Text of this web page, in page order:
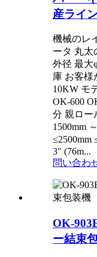
産ライン
機械のレ
ータ 丸太
外径 最大
庫 お客様
10KW モ
OK-600
分 親ロー
1500mm
≤2500mm
3″ (76m...
問い合わ
OK-
ー結束